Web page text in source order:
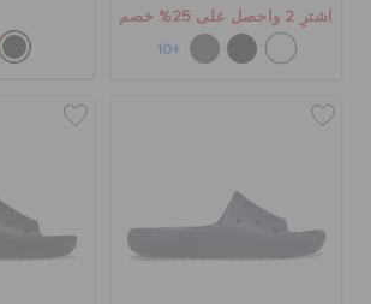
اشترِ 2 واحصل على 25% خصم
+10